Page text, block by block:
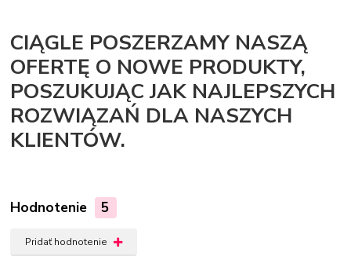
CIĄGLE POSZERZAMY NASZĄ
OFERTĘ O NOWE PRODUKTY,
POSZUKUJĄC JAK NAJLEPSZYCH
ROZWIĄZAŃ DLA NASZYCH
KLIENTÓW.
Hodnotenie 5
Pridať hodnotenie